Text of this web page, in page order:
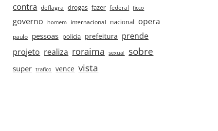
contra deflagra drogas fazer federal ficco
governo homem internacional nacional opera
paulo pessoas policia prefeitura prende
projeto realiza roraima sexual sobre
super trafico vence vista